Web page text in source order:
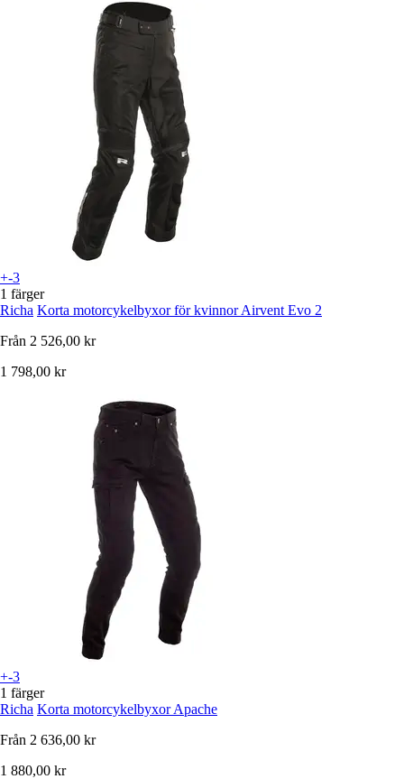
+-3
1 färger
Richa Korta motorcykelbyxor för kvinnor Airvent Evo 2
Från 2 526,00 kr
1 798,00 kr
+-3
1 färger
Richa Korta motorcykelbyxor Apache
Från 2 636,00 kr
1 880,00 kr